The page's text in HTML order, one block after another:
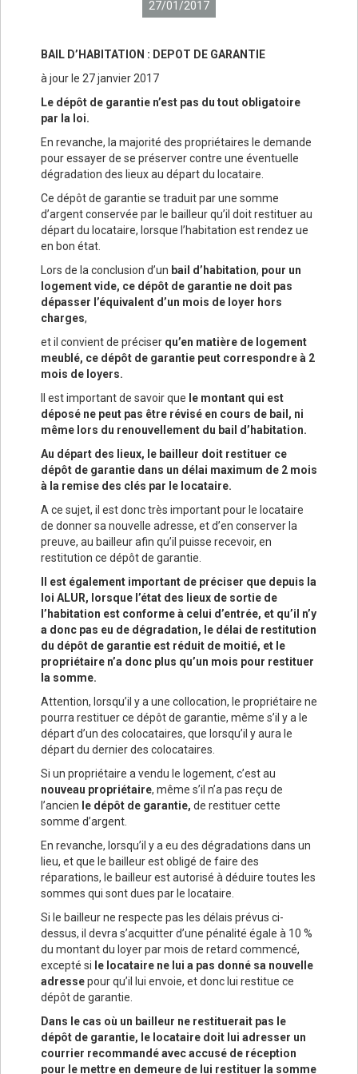
27/01/2017
BAIL D’HABITATION : DEPOT DE GARANTIE
à jour le 27 janvier 2017
Le dépôt de garantie n’est pas du tout obligatoire
par la loi.
En revanche, la majorité des propriétaires le demande
pour essayer de se préserver contre une éventuelle
dégradation des lieux au départ du locataire.
Ce dépôt de garantie se traduit par une somme
d’argent conservée par le bailleur qu’il doit restituer au
départ du locataire, lorsque l’habitation est rendez ue
en bon état.
Lors de la conclusion d’un bail d’habitation, pour un
logement vide, ce dépôt de garantie ne doit pas
dépasser l’équivalent d’un mois de loyer hors
charges,
et il convient de préciser qu’en matière de logement
meublé, ce dépôt de garantie peut correspondre à 2
mois de loyers.
Il est important de savoir que le montant qui est
déposé ne peut pas être révisé en cours de bail, ni
même lors du renouvellement du bail d’habitation.
Au départ des lieux, le bailleur doit restituer ce
dépôt de garantie dans un délai maximum de 2 mois
à la remise des clés par le locataire.
A ce sujet, il est donc très important pour le locataire
de donner sa nouvelle adresse, et d’en conserver la
preuve, au bailleur afin qu’il puisse recevoir, en
restitution ce dépôt de garantie.
Il est également important de préciser que depuis la
loi ALUR, lorsque l’état des lieux de sortie de
l’habitation est conforme à celui d’entrée, et qu’il n’y
a donc pas eu de dégradation, le délai de restitution
du dépôt de garantie est réduit de moitié, et le
propriétaire n’a donc plus qu’un mois pour restituer
la somme.
Attention, lorsqu’il y a une collocation, le propriétaire ne
pourra restituer ce dépôt de garantie, même s’il y a le
départ d’un des colocataires, que lorsqu’il y aura le
départ du dernier des colocataires.
Si un propriétaire a vendu le logement, c’est au
nouveau propriétaire, même s’il n’a pas reçu de
l’ancien le dépôt de garantie, de restituer cette
somme d’argent.
En revanche, lorsqu’il y a eu des dégradations dans un
lieu, et que le bailleur est obligé de faire des
réparations, le bailleur est autorisé à déduire toutes les
sommes qui sont dues par le locataire.
Si le bailleur ne respecte pas les délais prévus ci-
dessus, il devra s’acquitter d’une pénalité égale à 10 %
du montant du loyer par mois de retard commencé,
excepté si le locataire ne lui a pas donné sa nouvelle
adressepour qu’il lui envoie, et donc lui restitue ce
dépôt de garantie.
Dans le cas où un bailleur ne restituerait pas le
dépôt de garantie, le locataire doit lui adresser un
courrier recommandé avec accusé de réception
pour le mettre en demeure de lui restituer la somme